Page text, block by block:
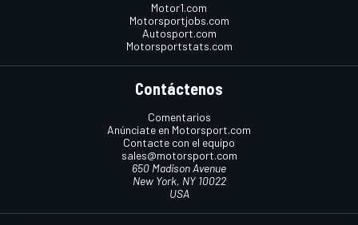
Motor1.com
Motorsportjobs.com
Autosport.com
Motorsportstats.com
Contáctenos
Comentarios
Anúnciate en Motorsport.com
Contacte con el equipo
sales@motorsport.com
650 Madison Avenue
New York, NY 10022
USA